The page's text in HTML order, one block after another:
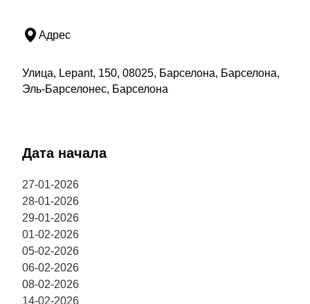
Адрес
Улица, Lepant, 150, 08025, Барселона, Барселона,
Эль-Барселонес, Барселона
Дата начала
27-01-2026
28-01-2026
29-01-2026
01-02-2026
05-02-2026
06-02-2026
08-02-2026
14-02-2026